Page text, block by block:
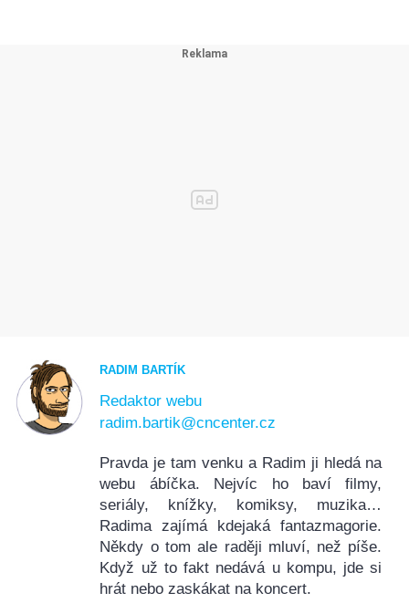
RADIM BARTÍK
Redaktor webu
radim.bartik@cncenter.cz
Pravda je tam venku a Radim ji hledá na
webu ábíčka. Nejvíc ho baví filmy,
seriály, knížky, komiksy, muzika…
Radima zajímá kdejaká fantazmagorie.
Někdy o tom ale raději mluví, než píše.
Když už to fakt nedává u kompu, jde si
hrát nebo zaskákat na koncert.